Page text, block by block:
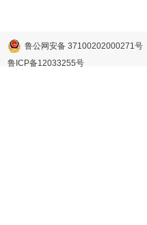
鲁公网安备 37100202000271号
鲁ICP备12033255号